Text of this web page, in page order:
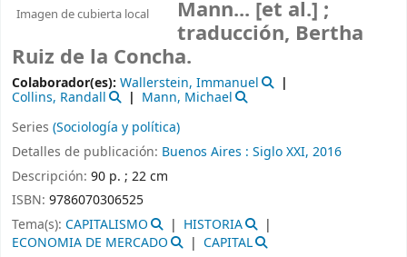
Imagen de cubierta local
Mann... [et al.] ;
traducción, Bertha
Ruiz de la Concha.
Colaborador(es): Wallerstein, Immanuel
Collins, Randall
Mann, Michael
Series (Sociología y política)
Detalles de publicación: Buenos Aires : Siglo XXI, 2016
Descripción: 90 p. ; 22 cm
ISBN: 9786070306525
Tema(s): CAPITALISMO
HISTORIA
ECONOMIA DE MERCADO
CAPITAL